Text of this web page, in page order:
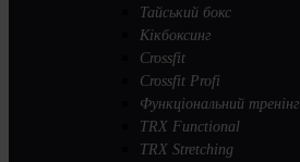
Тайський бокс
Кікбоксинг
Crossfit
Crossfit Profi
Функціональний тренінг
TRX Functional
TRX Stretching